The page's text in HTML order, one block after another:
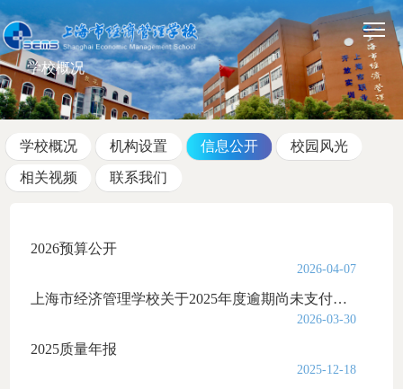
学校概况
学校概况 机构设置 信息公开 校园风光
相关视频 联系我们
2026预算公开
2026-04-07
上海市经济管理学校关于2025年度逾期尚未支付中小企业款项的说明
2026-03-30
2025质量年报
2025-12-18